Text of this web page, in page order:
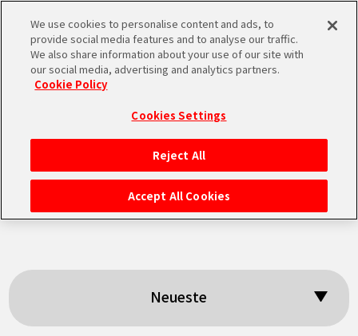
MEN
STARTSEITE
NEUES
HIGHLIGHTS
VIDEOS
Suchergebnisse:
「Super Saiyan 3
(SS3)」
Neueste
We use cookies to personalise content and ads, to
provide social media features and to analyse our traffic.
We also share information about your use of our site with
our social media, advertising and analytics partners.
Cookie Policy
Cookies Settings
Reject All
Accept All Cookies